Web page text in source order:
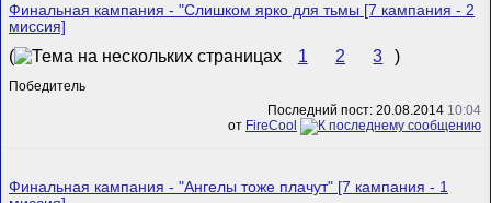
Финальная кампания - "Слишком ярко для тьмы [7 кампания - 2
миссия]
( 1 2 3 )
Победитель
Последний пост: 20.08.2014 10:04
от FireCool
Финальная кампания - "Ангелы тоже плачут" [7 кампания - 1